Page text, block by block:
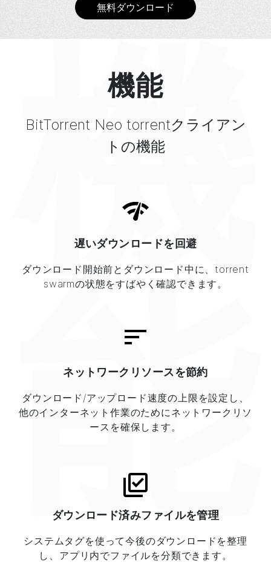
無料ダウンロード
機
能
機能
BitTorrent Neo torrentクライアン
トの機能
遅いダウンロードを回避
ダウンロード開始前とダウンロード中に、torrent
swarmの状態をすばやく確認できます。
ネットワークリソースを節約
ダウンロード/アップロード速度の上限を設定し、
他のインターネット作業のためにネットワークリソ
ースを確保します。
ダウンロード済みファイルを管理
システムタグを使って今後のダウンロードを整理
し、アプリ内でファイルを分類できます。